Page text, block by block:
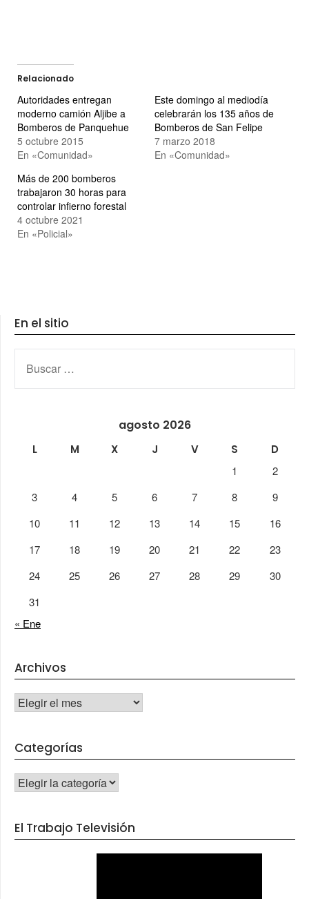
Relacionado
Autoridades entregan
moderno camión Aljibe a
Bomberos de Panquehue
5 octubre 2015
En «Comunidad»
Este domingo al mediodía
celebrarán los 135 años de
Bomberos de San Felipe
7 marzo 2018
En «Comunidad»
Más de 200 bomberos
trabajaron 30 horas para
controlar infierno forestal
4 octubre 2021
En «Policial»
En el sitio
agosto 2026
L M X J V S
D
1
2
3
4 5 6 7 8
9
10
11 12 13 14 15
16
17
18 19 20 21 22
23
24
25 26 27 28 29
30
31
« Ene
Archivos
Archivos
Categorías
CATEGORÍAS
El Trabajo Televisión